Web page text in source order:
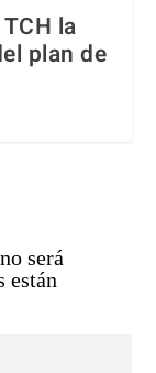
la
plan de
será
están